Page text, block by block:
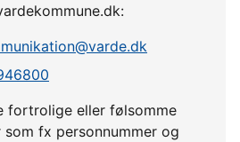
fortrolige eller følsomme
fx personnummer og